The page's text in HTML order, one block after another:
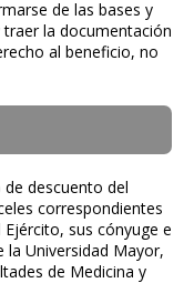
de las bases y
la documentación
al beneficio, no
descuento del
correspondientes
sus cónyuge e
Universidad Mayor,
de Medicina y